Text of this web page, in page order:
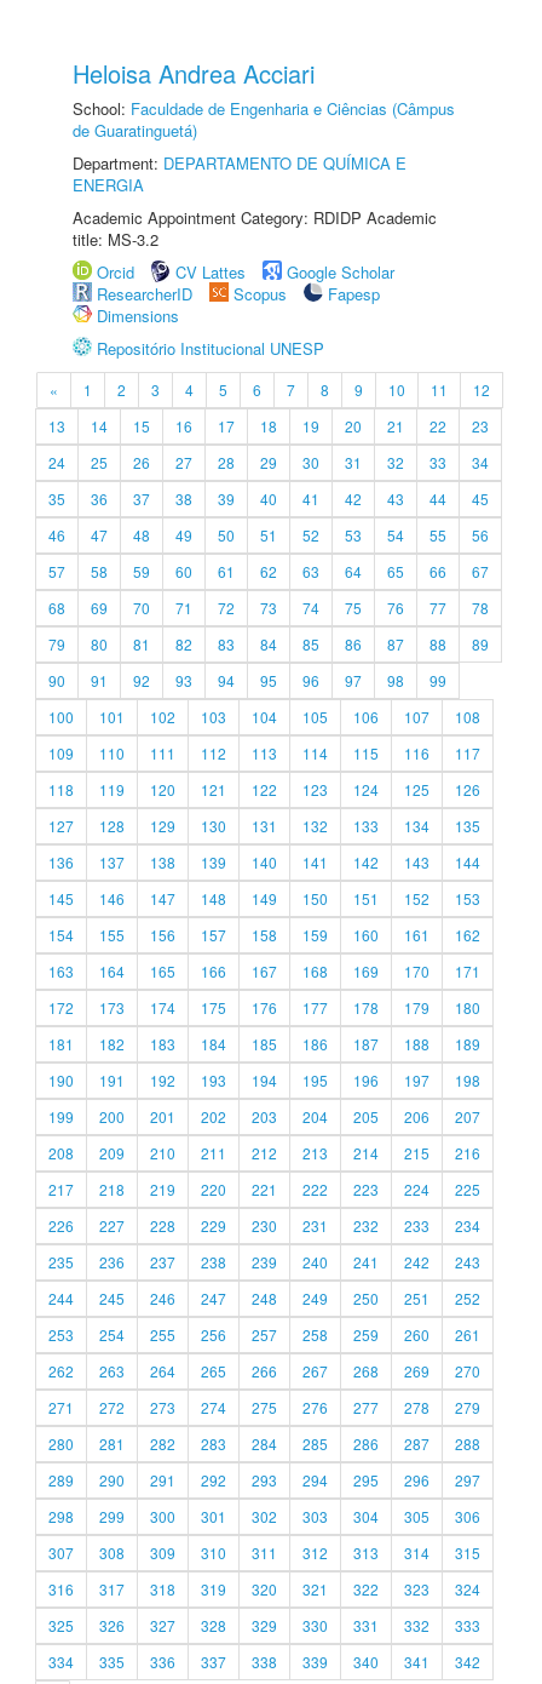
Heloisa Andrea Acciari
School: Faculdade de Engenharia e Ciências (Câmpus
de Guaratinguetá)
Department: DEPARTAMENTO DE QUÍMICA E
ENERGIA
Academic Appointment Category: RDIDP Academic
title: MS-3.2
Orcid
CV Lattes
Google Scholar
ResearcherID
Scopus
Fapesp
Dimensions
Repositório Institucional UNESP
« 1 2 3 4 5 6 7 8 9 10 11
12
13
14 15 16 17 18 19 20 21 22
23
24
25 26 27 28 29 30 31 32 33
34
35
36 37 38 39 40 41 42 43 44
45
46
47 48 49 50 51 52 53 54 55
56
57
58 59 60 61 62 63 64 65 66
67
68
69 70 71 72 73 74 75 76 77
78
79
80 81 82 83 84 85 86 87 88
89
90
91 92 93 94 95 96 97 98
99
100
101 102 103 104 105 106 107
108
109
110 111 112 113 114 115 116
117
118
119 120 121 122 123 124 125
126
127
128 129 130 131 132 133 134
135
136
137 138 139 140 141 142 143
144
145
146 147 148 149 150 151 152
153
154
155 156 157 158 159 160 161
162
163
164 165 166 167 168 169 170
171
172
173 174 175 176 177 178 179
180
181
182 183 184 185 186 187 188
189
190
191 192 193 194 195 196 197
198
199
200 201 202 203 204 205 206
207
208
209 210 211 212 213 214 215
216
217
218 219 220 221 222 223 224
225
226
227 228 229 230 231 232 233
234
235
236 237 238 239 240 241 242
243
244
245 246 247 248 249 250 251
252
253
254 255 256 257 258 259 260
261
262
263 264 265 266 267 268 269
270
271
272 273 274 275 276 277 278
279
280
281 282 283 284 285 286 287
288
289
290 291 292 293 294 295 296
297
298
299 300 301 302 303 304 305
306
307
308 309 310 311 312 313 314
315
316
317 318 319 320 321 322 323
324
325
326 327 328 329 330 331 332
333
334
335 336 337 338 339 340 341 342